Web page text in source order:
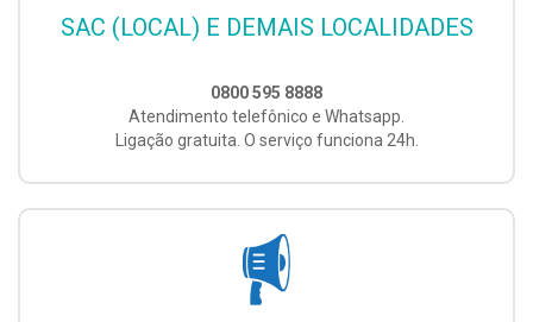
SAC (LOCAL) E DEMAIS LOCALIDADES
0800 595 8888
Atendimento telefônico e Whatsapp.
Ligação gratuita. O serviço funciona 24h.